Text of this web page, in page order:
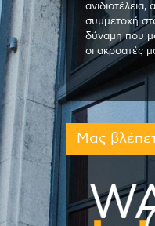
ανιδιοτέλεια,
συμμετοχή
δύναμη που
οι ακροατές
Μας